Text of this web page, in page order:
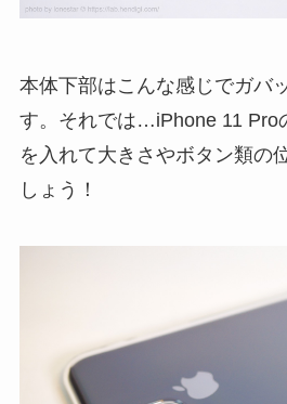
本体下部はこんな感じでガバ
す。それでは…iPhone 11 Pro
を入れて大きさやボタン類の
しょう！